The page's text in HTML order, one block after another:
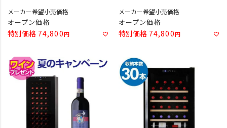
メーカー希望小売価格
オープン価格
特別価格 74,800
メーカー希望小売価格
オープン価格
特別価格 74,800